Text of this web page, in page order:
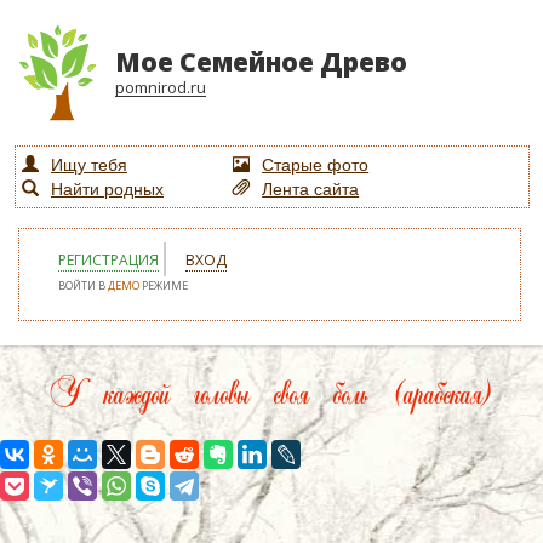
Мое Семейное Древо
pomnirod.ru
Ищу тебя
Старые фото
Найти родных
Лента сайта
РЕГИСТРАЦИЯ ВХОД
ВОЙТИ ВДЕМО РЕЖИМЕ
У каждой головы своя боль (арабская)